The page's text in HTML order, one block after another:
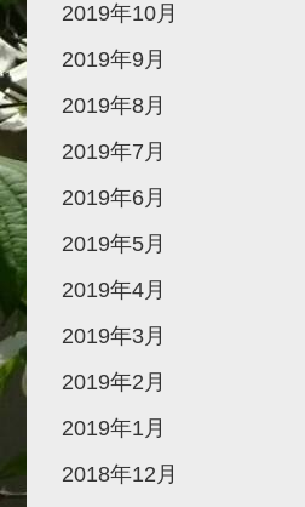
2019年10月
2019年9月
2019年8月
2019年7月
2019年6月
2019年5月
2019年4月
2019年3月
2019年2月
2019年1月
2018年12月